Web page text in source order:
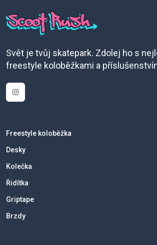
Svět je tvůj skatepark. Zdolej ho s
freestyle koloběžkami a
Freestyle koloběžka
Desky
Kolečka
Řidítka
Griptape
Brzdy